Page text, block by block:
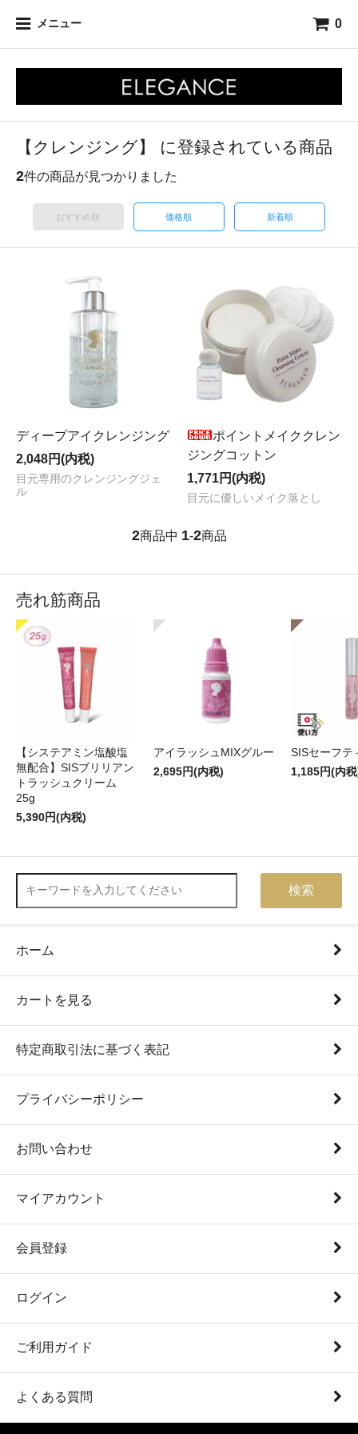
メニュー 0
【クレンジング】 に登録されている商品
2件の商品が見つかりました
おすすめ順 価格順 新着順
ディープアイクレンジング
2,048円(内税)
目元専用のクレンジングジェ
ル
ポイントメイククレン
ジングコットン
1,771円(内税)
目元に優しいメイク落とし
2商品中 1-2商品
売れ筋商品
【システアミン塩酸塩
無配合】SISブリリアン
トラッシュクリーム
25g
5,390円(内税)
アイラッシュMIXグルー
2,695円(内税)
SISセーフテ
1,185円(内
検索
ホーム
カートを見る
特定商取引法に基づく表記
プライバシーポリシー
お問い合わせ
マイアカウント
会員登録
ログイン
ご利用ガイド
よくある質問